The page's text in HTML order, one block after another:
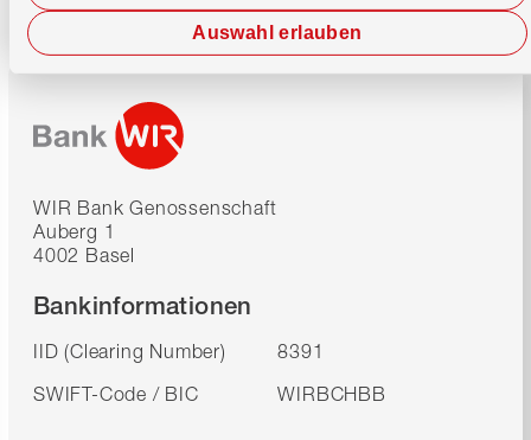
Auswahl erlauben
WIR Bank Genossenschaft
Auberg 1
4002 Basel
Bankinformationen
IID (Clearing Number)
8391
SWIFT-Code / BIC
WIRBCHBB